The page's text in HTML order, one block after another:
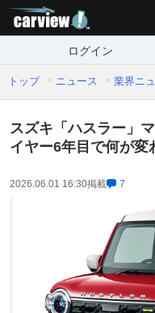
ログイン
トップ ニュース 業界ニ
スズキ「ハスラー」
イヤー6年目で何が変
2026.06.01 16:30掲載 7